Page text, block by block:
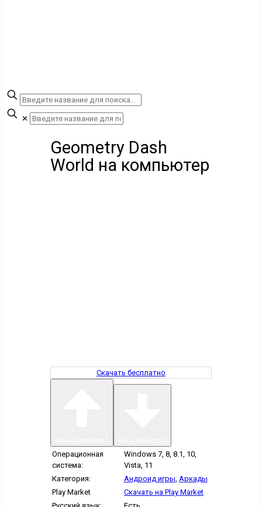
✕
Geometry Dash
World на компьютер
Скачать бесплатно
Операционная
система:
Windows 7, 8, 8.1, 10,
Vista, 11
Категория:
Андроид игры, Аркады
Play Market
Скачать на Play Market